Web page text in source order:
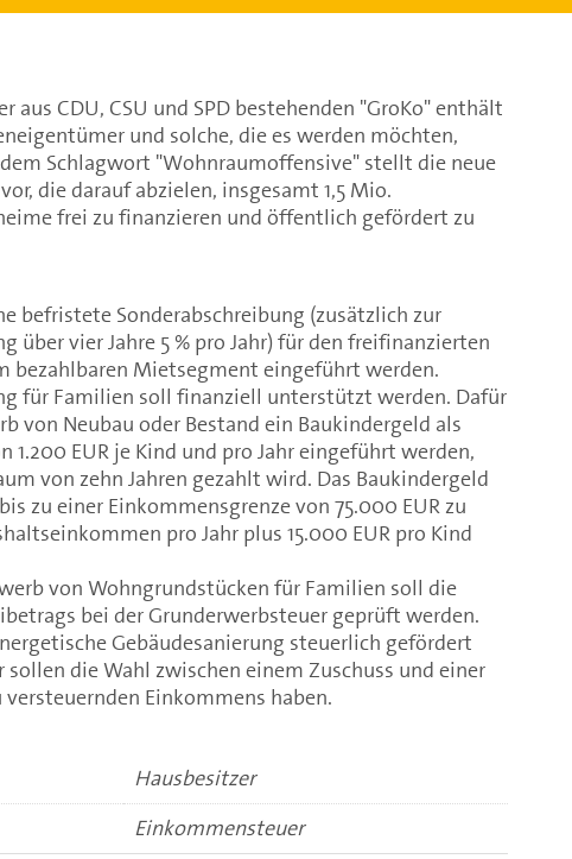
aus CDU, CSU und SPD bestehenden "GroKo" enthält
und solche, die es werden möchten,
Schlagwort "Wohnraumoffensive" stellt die neue
die darauf abzielen, insgesamt 1,5 Mio.
frei zu finanzieren und öffentlich gefördert zu
befristete Sonderabschreibung (zusätzlich zur
über vier Jahre 5 % pro Jahr) für den freifinanzierten
bezahlbaren Mietsegment eingeführt werden.
für Familien soll finanziell unterstützt werden. Dafür
von Neubau oder Bestand ein Baukindergeld als
1.200 EUR je Kind und pro Jahr eingeführt werden,
von zehn Jahren gezahlt wird. Das Baukindergeld
zu einer Einkommensgrenze von 75.000 EUR zu
pro Jahr plus 15.000 EUR pro Kind
von Wohngrundstücken für Familien soll die
bei der Grunderwerbsteuer geprüft werden.
Gebäudesanierung steuerlich gefördert
sollen die Wahl zwischen einem Zuschuss und einer
versteuernden Einkommens haben.
Hausbesitzer
Einkommensteuer